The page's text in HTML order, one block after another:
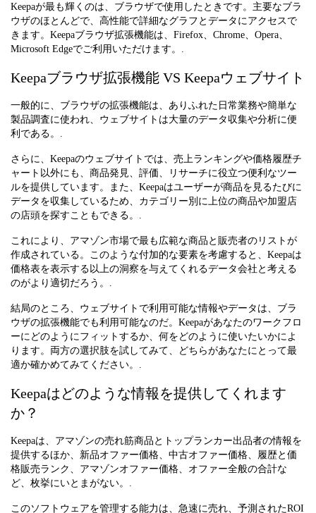
Keepaが最も輝くのは、ブラウザで使用したときです。主要なブラ
ウザのほとんどで、高性能で詳細なグラフとデータにアクセスで
きます。Keepaブラウザ拡張機能は、Firefox、Chrome、Opera、
Microsoft Edgeでご利用いただけます。.
Keepaブラウザ拡張機能 VS Keepaウェブサイト
一般的に、ブラウザの拡張機能は、ありふれた日常業務や簡単な
製品調査に使われ、ウェブサイトは大量のデータ収集や分析に便
利である。.
さらに、Keepaのウェブサイトでは、売上ランキングや価格履歴チ
ャート以外にも、商品発見、評価、リサーチに役立つ便利なツー
ルを提供しています。また、Keepaはユーザーが商品を見るたびに
データを収集しているため、カテゴリー別に上位の商品や加盟店
の店頭を探すこともできる。.
これにより、アマゾン市場で最も広範な商品と販売者のリストが
作成されている。このような付加的な要素を考慮すると、Keepaは
価格表を表示する以上の洞察を与えてくれるデータ会社と考える
のがより適切だろう。.
結局のところ、ウェブサイトで利用可能な情報やデータは、ブラ
ウザの拡張機能でも利用可能なのだ。Keepaがあなたのワークフロ
ーにどのようにフィットするか、何をどのように使いたいかによ
ります。両方の選択肢を試してみて、どちらがあなたにとって最
適か確かめてみてください。.
Keepaはどのような情報を提供してくれます
か？
Keepaは、アマゾンの売れ筋商品とトップランカー出品者の情報を
提供するほか、新品オファー価格、中古オファー価格、履歴と価
格販売ランク、アマゾンオファー価格、オファー全般の合計な
ど、枚挙にいとまがない。.
このソフトウェアを管理する能力は、急速に売れ、予測されたROI